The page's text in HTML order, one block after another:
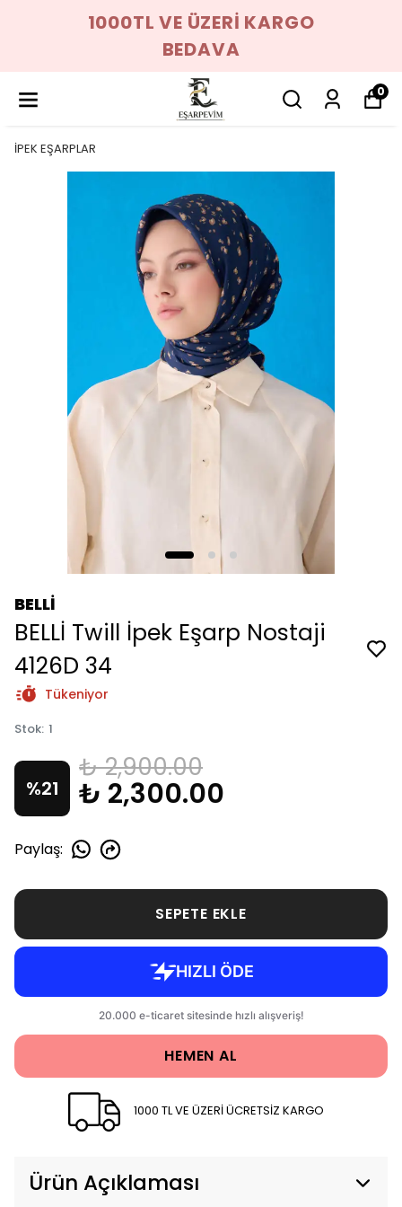
1000TL VE ÜZERİ KARGO
BEDAVA
0
İPEK EŞARPLAR
BELLİ
BELLİ Twill İpek Eşarp Nostaji
4126D 34
Tükeniyor
Stok: 1
%21
₺ 2,900.00
₺ 2,300.00
Paylaş:
SEPETE EKLE
HEMEN AL
1000 TL VE ÜZERİ ÜCRETSİZ KARGO
Ürün Açıklaması